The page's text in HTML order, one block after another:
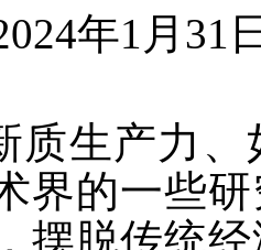
年1月31
质生产力
界的一些
摆脱传统